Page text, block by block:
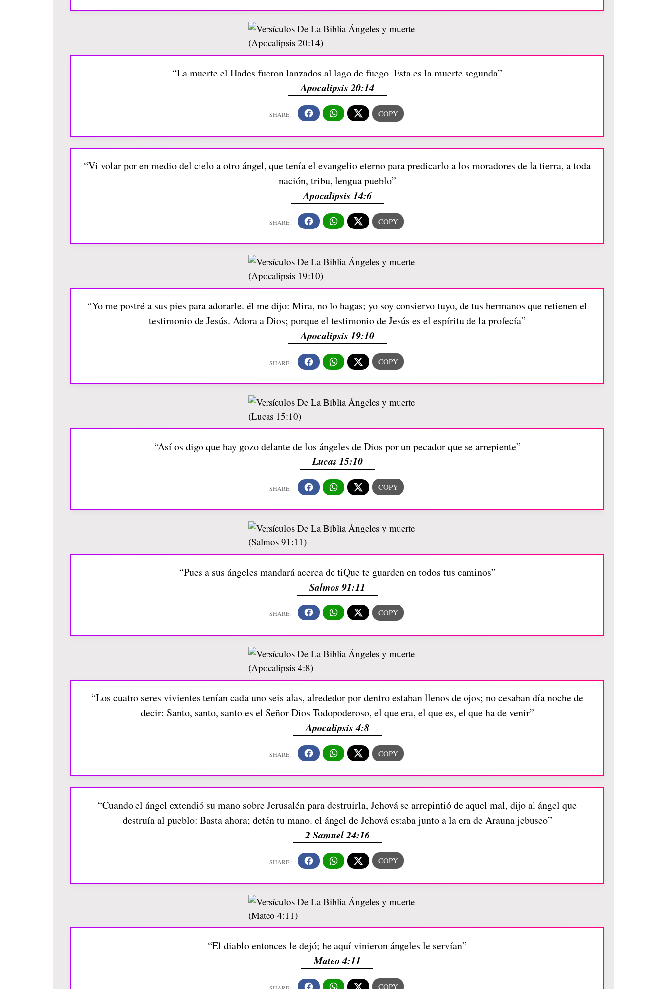
“La muerte el Hades fueron lanzados al lago de fuego. Esta es la muerte segunda”
Apocalipsis 20:14
“Vi volar por en medio del cielo a otro ángel, que tenía el evangelio eterno para predicarlo a los moradores de la tierra, a toda
nación, tribu, lengua pueblo”
Apocalipsis 14:6
“Yo me postré a sus pies para adorarle. él me dijo: Mira, no lo hagas; yo soy consiervo tuyo, de tus hermanos que retienen el
testimonio de Jesús. Adora a Dios; porque el testimonio de Jesús es el espíritu de la profecía”
Apocalipsis 19:10
“Así os digo que hay gozo delante de los ángeles de Dios por un pecador que se arrepiente”
Lucas 15:10
“Pues a sus ángeles mandará acerca de tiQue te guarden en todos tus caminos”
Salmos 91:11
“Los cuatro seres vivientes tenían cada uno seis alas, alrededor por dentro estaban llenos de ojos; no cesaban día noche de
decir: Santo, santo, santo es el Señor Dios Todopoderoso, el que era, el que es, el que ha de venir”
Apocalipsis 4:8
“Cuando el ángel extendió su mano sobre Jerusalén para destruirla, Jehová se arrepintió de aquel mal, dijo al ángel que
destruía al pueblo: Basta ahora; detén tu mano. el ángel de Jehová estaba junto a la era de Arauna jebuseo”
2 Samuel 24:16
“El diablo entonces le dejó; he aquí vinieron ángeles le servían”
Mateo 4:11